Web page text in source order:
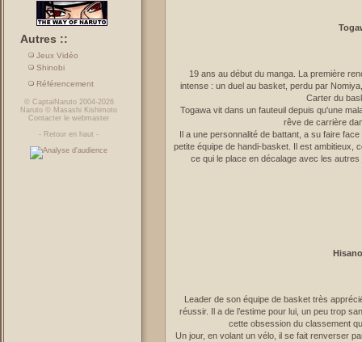
Autres ::
Jeux Vidéo
Shinobi
Référencement
© CaptaiNaruto2004-2026
Naruto © Masashi Kishimoto
Contacter le webmaster
- Retour en haut -
19 ans au début du manga. La première
intense : un duel au basket, perdu par
Carter du
Togawa vit dans un fauteuil depuis qu'une
rêve de carrière
Il a une personnalité de battant, a su faire
petite équipe de handi-basket. Il est ambitieux,
ce qui le place en décalage avec les
Leader de son équipe de basket très
réussir. Il a de l’estime pour lui, un peu trop
cette obsession du classement
Un jour, en volant un vélo, il se fait renverser